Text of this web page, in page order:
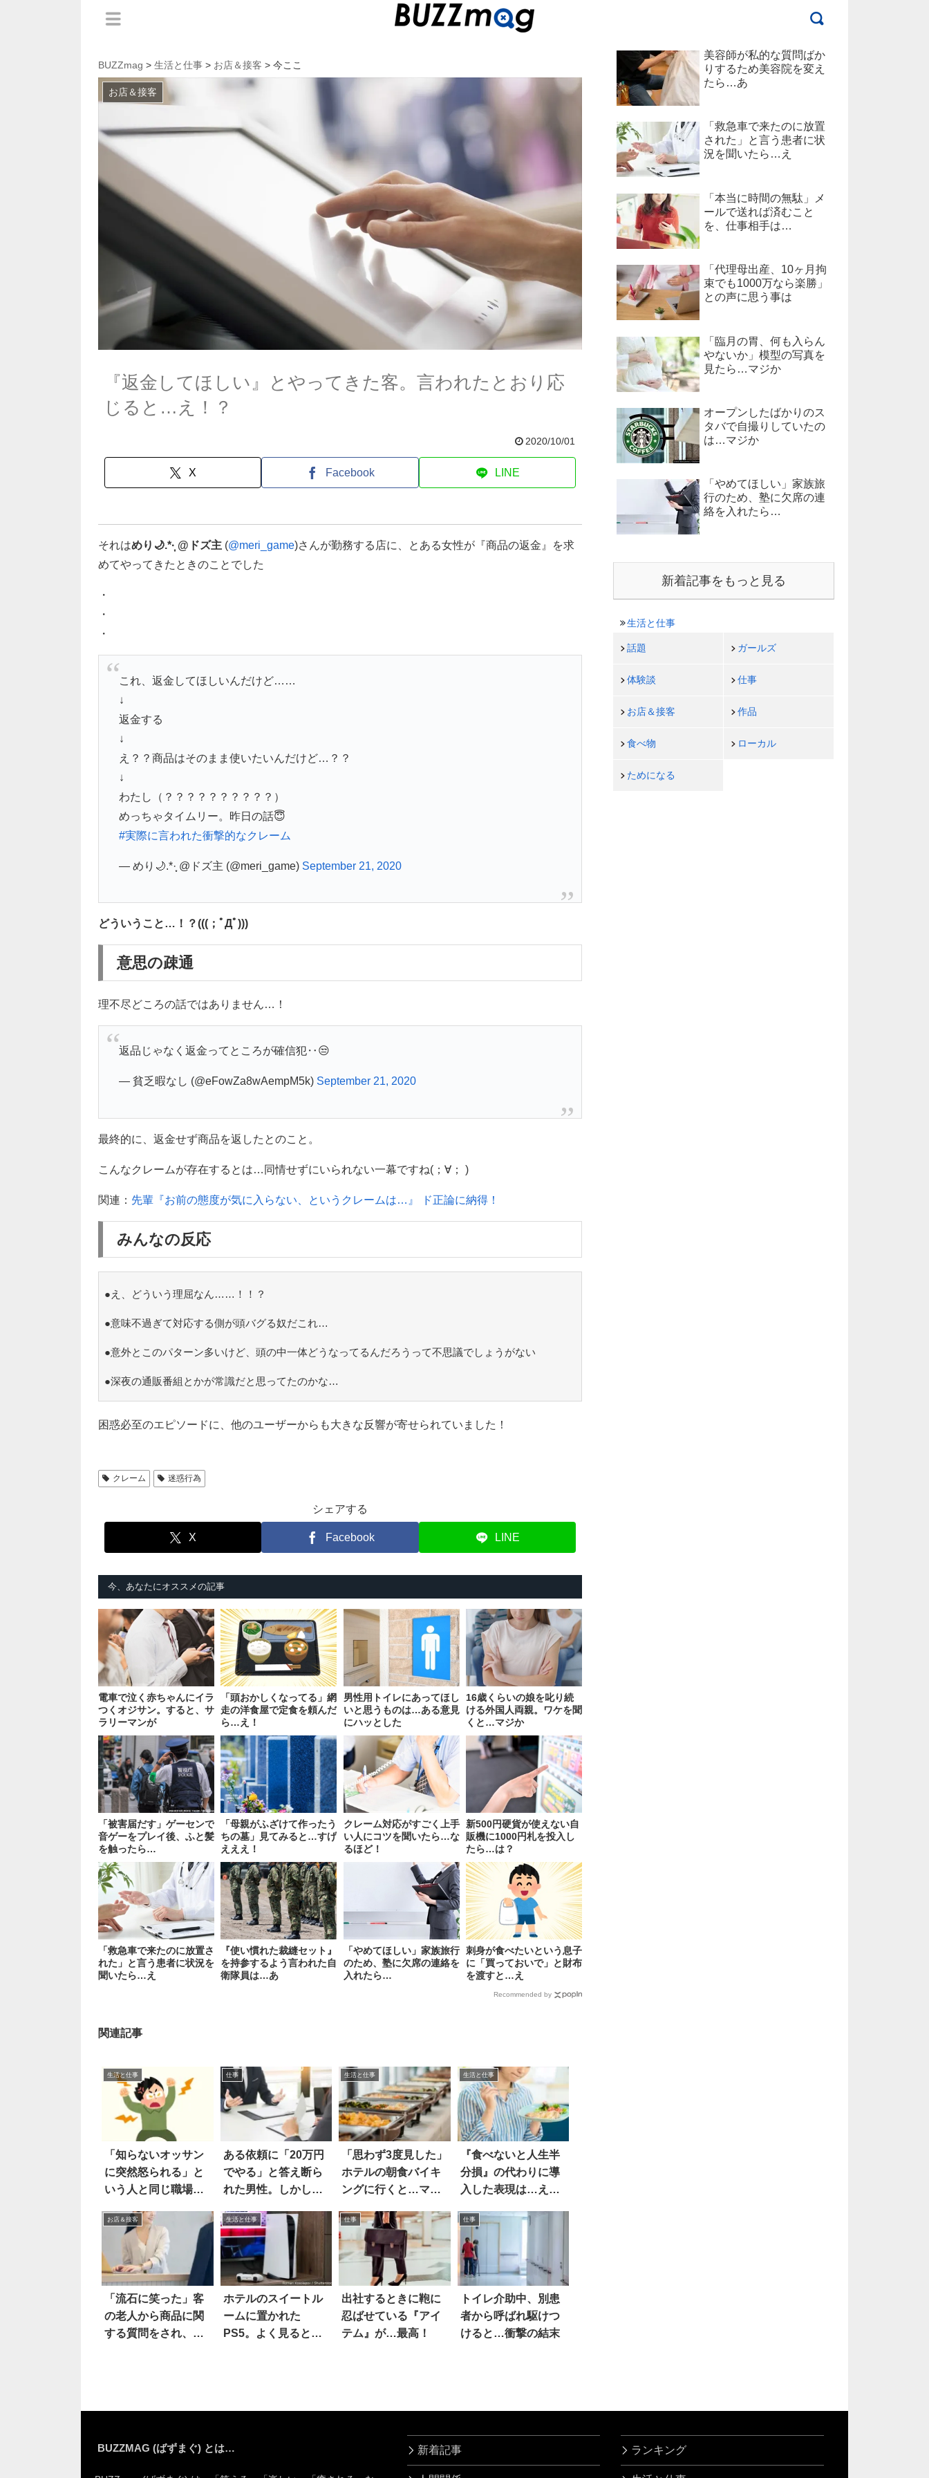
BUZZmag > 生活と仕事 > お店＆接客 > 今ここ
お店＆接客
『返金してほしい』とやってきた客。言われたとおり応
じると…え！？
2020/10/01
X Facebook LINE
それはめり🌙.*·̩͙ @ドズ主 (@meri_game)さんが勤務する店に、とある女性が『商品の返金』を求
めてやってきたときのことでした
・
・
・
これ、返金してほしいんだけど……
↓
返金する
↓
え？？商品はそのまま使いたいんだけど…？？
↓
わたし（？？？？？？？？？？）
めっちゃタイムリー。昨日の話😇
#実際に言われた衝撃的なクレーム
— めり🌙.*·̩͙ @ドズ主 (@meri_game) September 21, 2020
どういうこと…！？(((；ﾟДﾟ)))
意思の疎通
理不尽どころの話ではありません…！
返品じゃなく返金ってところが確信犯‥😒
— 貧乏暇なし (@eFowZa8wAempM5k) September 21, 2020
最終的に、返金せず商品を返したとのこと。
こんなクレームが存在するとは…同情せずにいられない一幕ですね(；∀； )
関連： 先輩『お前の態度が気に入らない、というクレームは…』 ド正論に納得！
みんなの反応
●え、どういう理屈なん……！！？
●意味不過ぎて対応する側が頭バグる奴だこれ…
●意外とこのパターン多いけど、頭の中一体どうなってるんだろうって不思議でしょうがない
●深夜の通販番組とかが常識だと思ってたのかな…
困惑必至のエピソードに、他のユーザーからも大きな反響が寄せられていました！
クレーム 迷惑行為
シェアする
X Facebook LINE
今、あなたにオススメの記事
電車で泣く赤ちゃんにイラ
つくオジサン。すると、サ
ラリーマンが
「頭おかしくなってる」網
走の洋食屋で定食を頼んだ
ら…え！
男性用トイレにあってほし
いと思うものは…ある意見
にハッとした
16歳くらいの娘を叱り続
ける外国人両親。ワケを聞
くと…マジか
「被害届だす」ゲーセンで
音ゲーをプレイ後、ふと髪
を触ったら…
「母親がふざけて作ったう
ちの墓」見てみると…すげ
えええ！
クレーム対応がすごく上手
い人にコツを聞いたら…な
るほど！
新500円硬貨が使えない自
販機に1000円札を投入し
たら…は？
「救急車で来たのに放置さ
れた」と言う患者に状況を
聞いたら…え
『使い慣れた裁縫セット』
を持参するよう言われた自
衛隊員は…あ
「やめてほしい」家族旅行
のため、塾に欠席の連絡を
入れたら…
刺身が食べたいという息子
に「買っておいで」と財布
を渡すと…え
Recommended by
関連記事
生活と仕事
「知らないオッサン
に突然怒られる」と
いう人と同じ職場に
仕事
ある依頼に「20万円
でやる」と答え断ら
れた男性。しかしそ
生活と仕事
「思わず3度見した」
ホテルの朝食バイキ
ングに行くと…マジ
生活と仕事
『食べないと人生半
分損』の代わりに導
入した表現は…ええ
お店＆接客
「流石に笑った」客
の老人から商品に関
する質問をされ、答
生活と仕事
ホテルのスイートル
ームに置かれた
PS5。よく見ると…
仕事
出社するときに鞄に
忍ばせている『アイ
テム』が…最高！
仕事
トイレ介助中、別患
者から呼ばれ駆けつ
けると…衝撃の結末
美容師が私的な質問ばか
りするため美容院を変え
たら…あ
「救急車で来たのに放置
された」と言う患者に状
況を聞いたら…え
「本当に時間の無駄」メ
ールで送れば済むこと
を、仕事相手は…
「代理母出産、10ヶ月拘
束でも1000万なら楽勝」
との声に思う事は
「臨月の胃、何も入らん
やないか」模型の写真を
見たら…マジか
オープンしたばかりのス
タバで自撮りしていたの
は…マジか
「やめてほしい」家族旅
行のため、塾に欠席の連
絡を入れたら…
新着記事をもっと見る
生活と仕事
話題 ガールズ
体験談 仕事
お店＆接客 作品
食べ物 ローカル
ためになる
BUZZMAG (ばずまぐ) とは… 新着記事 ランキング